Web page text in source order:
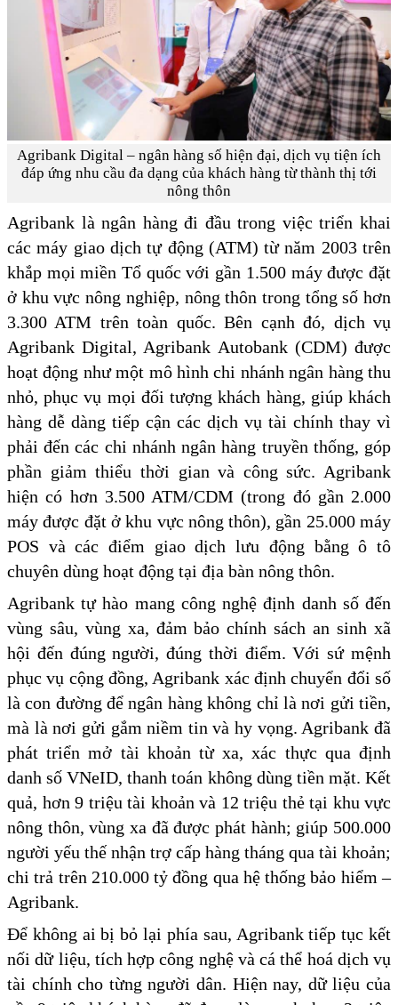
Agribank Digital – ngân hàng số hiện đại, dịch vụ tiện ích
đáp ứng nhu cầu đa dạng của khách hàng từ thành thị tới
nông thôn
Agribank là ngân hàng đi đầu trong việc triển khai
các máy giao dịch tự động (ATM) từ năm 2003 trên
khắp mọi miền Tổ quốc với gần 1.500 máy được đặt
ở khu vực nông nghiệp, nông thôn trong tổng số hơn
3.300 ATM trên toàn quốc. Bên cạnh đó, dịch vụ
Agribank Digital, Agribank Autobank (CDM) được
hoạt động như một mô hình chi nhánh ngân hàng thu
nhỏ, phục vụ mọi đối tượng khách hàng, giúp khách
hàng dễ dàng tiếp cận các dịch vụ tài chính thay vì
phải đến các chi nhánh ngân hàng truyền thống, góp
phần giảm thiểu thời gian và công sức. Agribank
hiện có hơn 3.500 ATM/CDM (trong đó gần 2.000
máy được đặt ở khu vực nông thôn), gần 25.000 máy
POS và các điểm giao dịch lưu động bằng ô tô
chuyên dùng hoạt động tại địa bàn nông thôn.
Agribank tự hào mang công nghệ định danh số đến
vùng sâu, vùng xa, đảm bảo chính sách an sinh xã
hội đến đúng người, đúng thời điểm. Với sứ mệnh
phục vụ cộng đồng, Agribank xác định chuyển đổi số
là con đường để ngân hàng không chỉ là nơi gửi tiền,
mà là nơi gửi gắm niềm tin và hy vọng. Agribank đã
phát triển mở tài khoản từ xa, xác thực qua định
danh số VNeID, thanh toán không dùng tiền mặt. Kết
quả, hơn 9 triệu tài khoản và 12 triệu thẻ tại khu vực
nông thôn, vùng xa đã được phát hành; giúp 500.000
người yếu thế nhận trợ cấp hàng tháng qua tài khoản;
chi trả trên 210.000 tỷ đồng qua hệ thống bảo hiểm –
Agribank.
Để không ai bị bỏ lại phía sau, Agribank tiếp tục kết
nối dữ liệu, tích hợp công nghệ và cá thể hoá dịch vụ
tài chính cho từng người dân. Hiện nay, dữ liệu của